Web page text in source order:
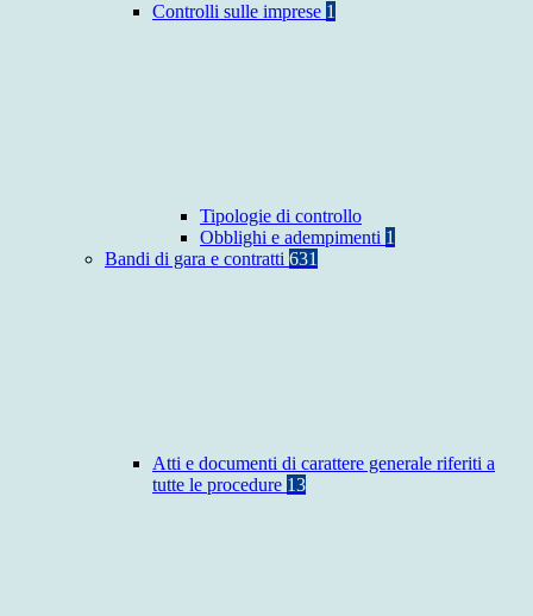
Controlli sulle imprese 1
Tipologie di controllo
Obblighi e adempimenti 1
Bandi di gara e contratti 631
Atti e documenti di carattere generale riferiti a
tutte le procedure 13